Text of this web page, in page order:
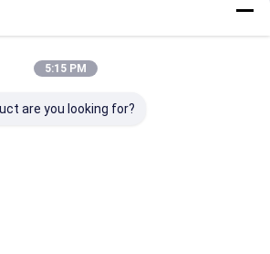
5:15 PM
are you looking for?